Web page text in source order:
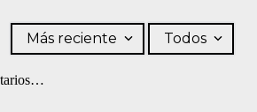
Más reciente Todos